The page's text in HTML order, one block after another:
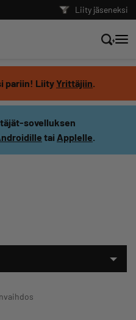
Liity jäseneksi
pariin! LiityYrittäjiin.
sovelluksen
tai Applelle.
suoraan